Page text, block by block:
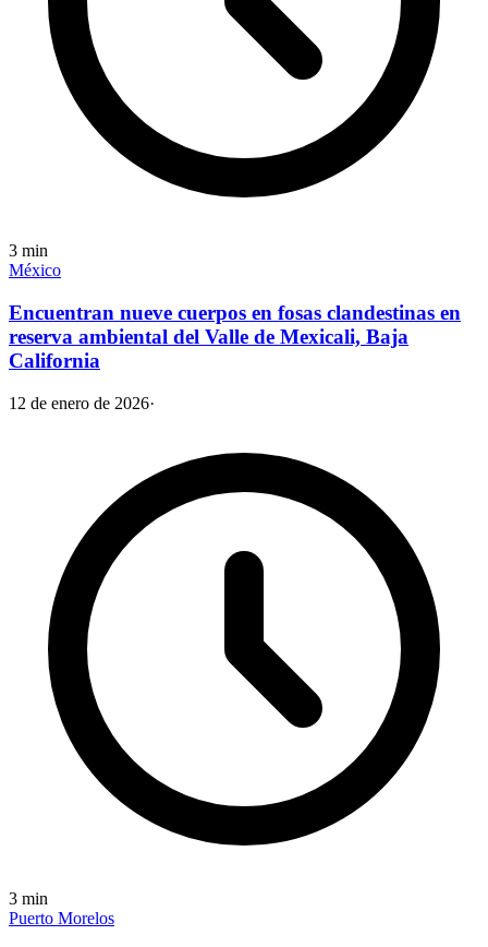
3 min
México
Encuentran nueve cuerpos en fosas clandestinas en
reserva ambiental del Valle de Mexicali, Baja
California
12 de enero de 2026·
3 min
Puerto Morelos